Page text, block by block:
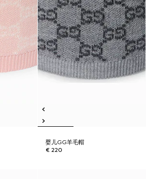
婴儿GG羊毛帽
€ 220